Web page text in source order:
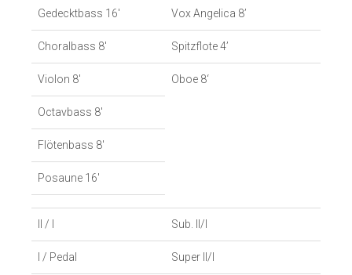
Gedecktbass 16′ Vox Angelica 8’
Choralbass 8′ Spitzflote 4’
Violon 8′ Oboe 8‘
Octavbass 8′
Flötenbass 8′
Posaune 16′
II / I Sub. II/I
I / Pedal Super II/I